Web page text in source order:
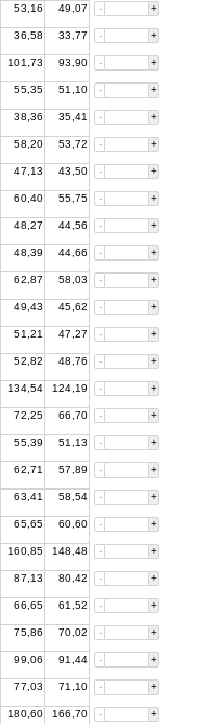
53,16 49,07 - +
36,58 33,77 - +
101,73 93,90 - +
55,35 51,10 - +
38,36 35,41 - +
58,20 53,72 - +
47,13 43,50 - +
60,40 55,75 - +
48,27 44,56 - +
48,39 44,66 - +
62,87 58,03 - +
49,43 45,62 - +
51,21 47,27 - +
52,82 48,76 - +
134,54 124,19 - +
72,25 66,70 - +
55,39 51,13 - +
62,71 57,89 - +
63,41 58,54 - +
65,65 60,60 - +
160,85 148,48 - +
87,13 80,42 - +
66,65 61,52 - +
75,86 70,02 - +
99,06 91,44 - +
77,03 71,10 - +
180,60 166,70 - +